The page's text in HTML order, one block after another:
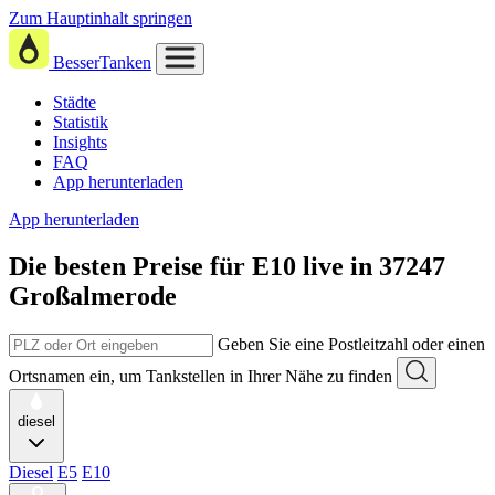
Zum Hauptinhalt springen
BesserTanken
Städte
Statistik
Insights
FAQ
App herunterladen
App herunterladen
Die besten Preise für E10 live in 37247
Großalmerode
Geben Sie eine Postleitzahl oder einen
Ortsnamen ein, um Tankstellen in Ihrer Nähe zu finden
diesel
Diesel E5 E10